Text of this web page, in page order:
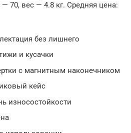
70, вес — 4.8 кг. Средняя цена:
без лишнего
и кусачки
с магнитным наконечником
кейс
износостойкости